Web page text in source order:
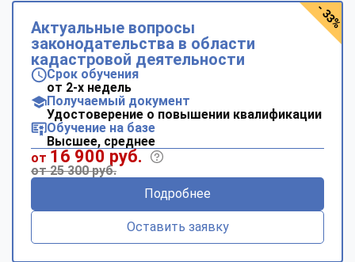
Актуальные вопросы
законодательства в области
кадастровой деятельности
Срок обучения
от 2-х недель
Получаемый документ
Удостоверение о повышении квалификации
Обучение на базе
Высшее, среднее
от 16 900 руб.
от 25 300 руб.
Подробнее
Оставить заявку
- 33%